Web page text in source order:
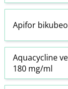
Apifor
Aquacycline
180 mg/ml